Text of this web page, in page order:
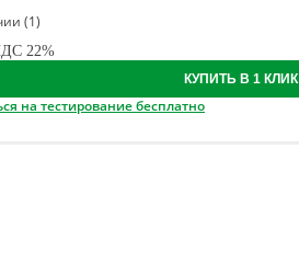
(1)
22%
КУПИТЬ В 1 КЛИК
на тестирование бесплатно